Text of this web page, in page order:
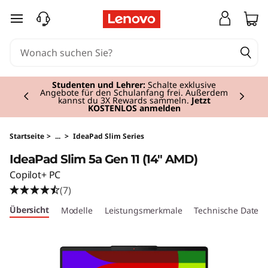
P
a
d
S
zum Hauptinhalt springen
Premium-TabletsI Persönlich, leistungsstark,
mobil.Jetzt kaufen.
Currently displaying item 3 of 3
Startseite > ... > IdeaPad Slim Series
IdeaPad Slim 5a Gen 11 (14" AMD)
Copilot+ PC
(7)
Übersicht Modelle Leistungsmerkmale Technische Daten